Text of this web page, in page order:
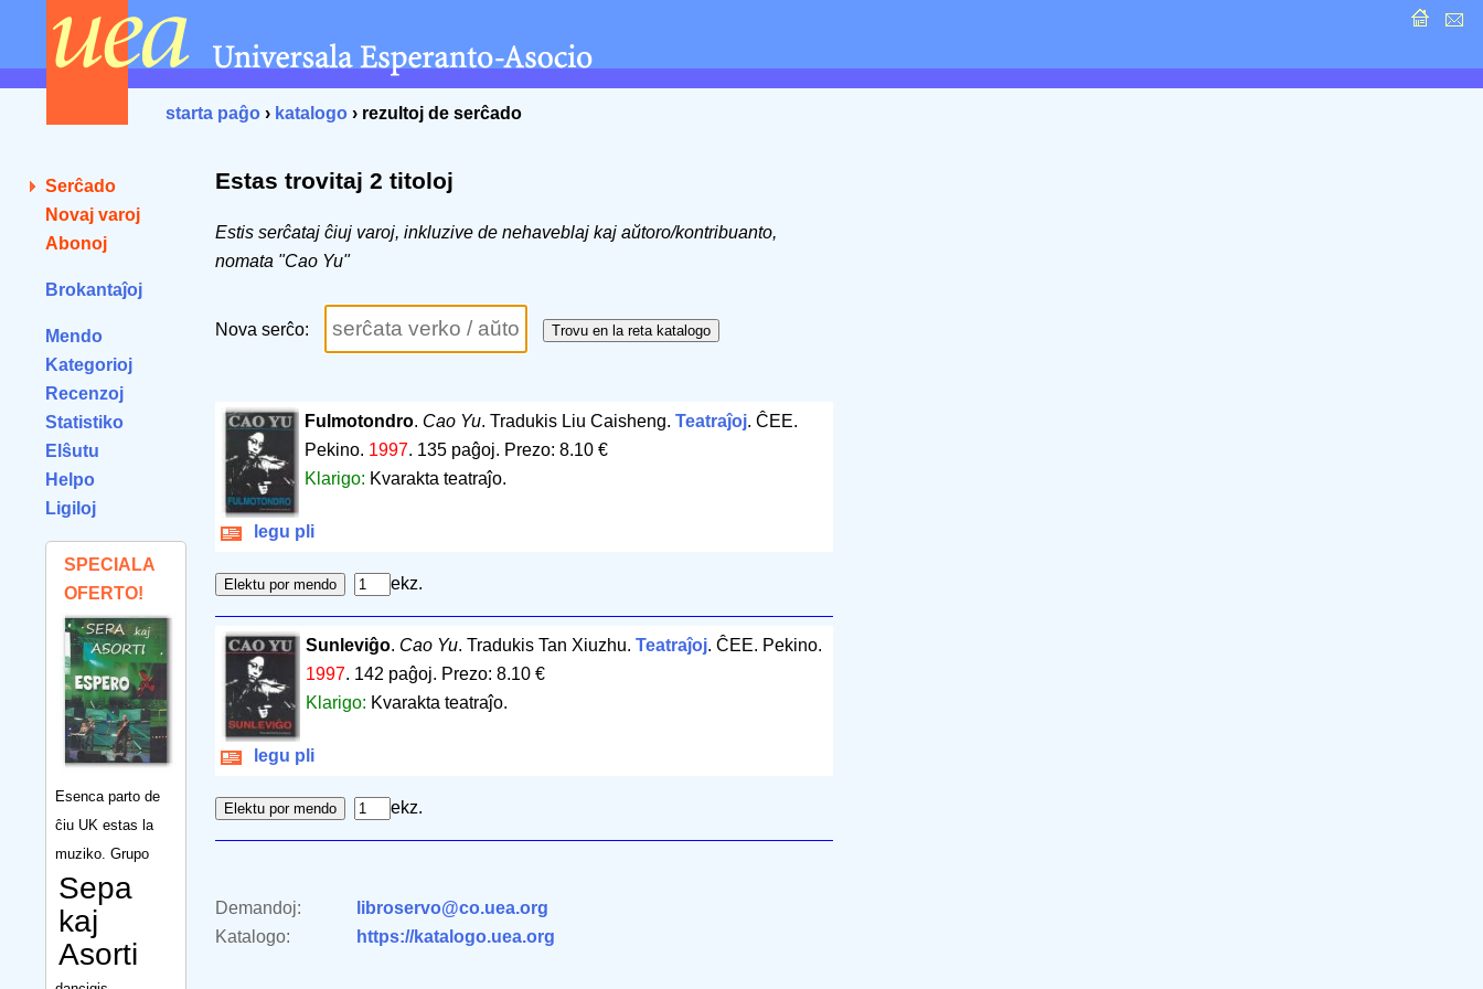
starta paĝo › katalogo › rezultoj de serĉado
Serĉado
Novaj varoj
Abonoj
Brokantaĵoj
Mendo
Kategorioj
Recenzoj
Statistiko
Elŝutu
Helpo
Ligiloj
SPECIALA
OFERTO!
Esenca parto de
ĉiu UK estas la
muziko. Grupo
Sepa
kaj
Asorti
Estas trovitaj 2 titoloj
Estis serĉataj ĉiuj varoj, inkluzive de nehaveblaj kaj aŭtoro/kontribuanto,
nomata "Cao Yu"
Nova serĉo:
Fulmotondro. Cao Yu. Tradukis Liu Caisheng. Teatraĵoj. ĈEE.
Pekino. 1997. 135 paĝoj. Prezo: 8.10 €
Klarigo: Kvarakta teatraĵo.
legu pli
ekz.
Sunleviĝo. Cao Yu. Tradukis Tan Xiuzhu. Teatraĵoj. ĈEE. Pekino.
1997. 142 paĝoj. Prezo: 8.10 €
Klarigo: Kvarakta teatraĵo.
legu pli
ekz.
Demandoj:
libroservo@co.uea.org
Katalogo:
https://katalogo.uea.org